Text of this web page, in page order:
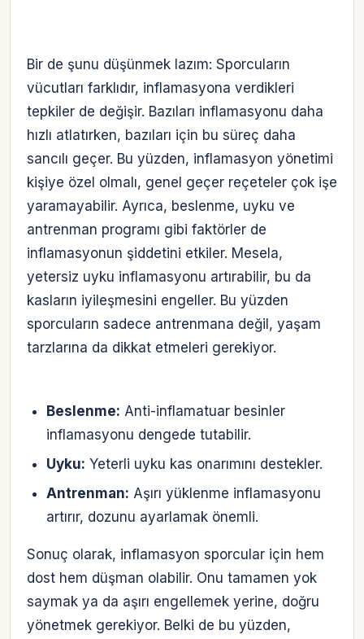
Bir de şunu düşünmek lazım: Sporcuların
vücutları farklıdır, inflamasyona verdikleri
tepkiler de değişir. Bazıları inflamasyonu daha
hızlı atlatırken, bazıları için bu süreç daha
sancılı geçer. Bu yüzden, inflamasyon yönetimi
kişiye özel olmalı, genel geçer reçeteler çok işe
yaramayabilir. Ayrıca, beslenme, uyku ve
antrenman programı gibi faktörler de
inflamasyonun şiddetini etkiler. Mesela,
yetersiz uyku inflamasyonu artırabilir, bu da
kasların iyileşmesini engeller. Bu yüzden
sporcuların sadece antrenmana değil, yaşam
tarzlarına da dikkat etmeleri gerekiyor.
Beslenme: Anti-inflamatuar besinler
inflamasyonu dengede tutabilir.
Uyku: Yeterli uyku kas onarımını destekler.
Antrenman: Aşırı yüklenme inflamasyonu
artırır, dozunu ayarlamak önemli.
Sonuç olarak, inflamasyon sporcular için hem
dost hem düşman olabilir. Onu tamamen yok
saymak ya da aşırı engellemek yerine, doğru
yönetmek gerekiyor. Belki de bu yüzden,